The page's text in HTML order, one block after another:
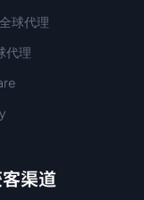
球代理
代理
渠道